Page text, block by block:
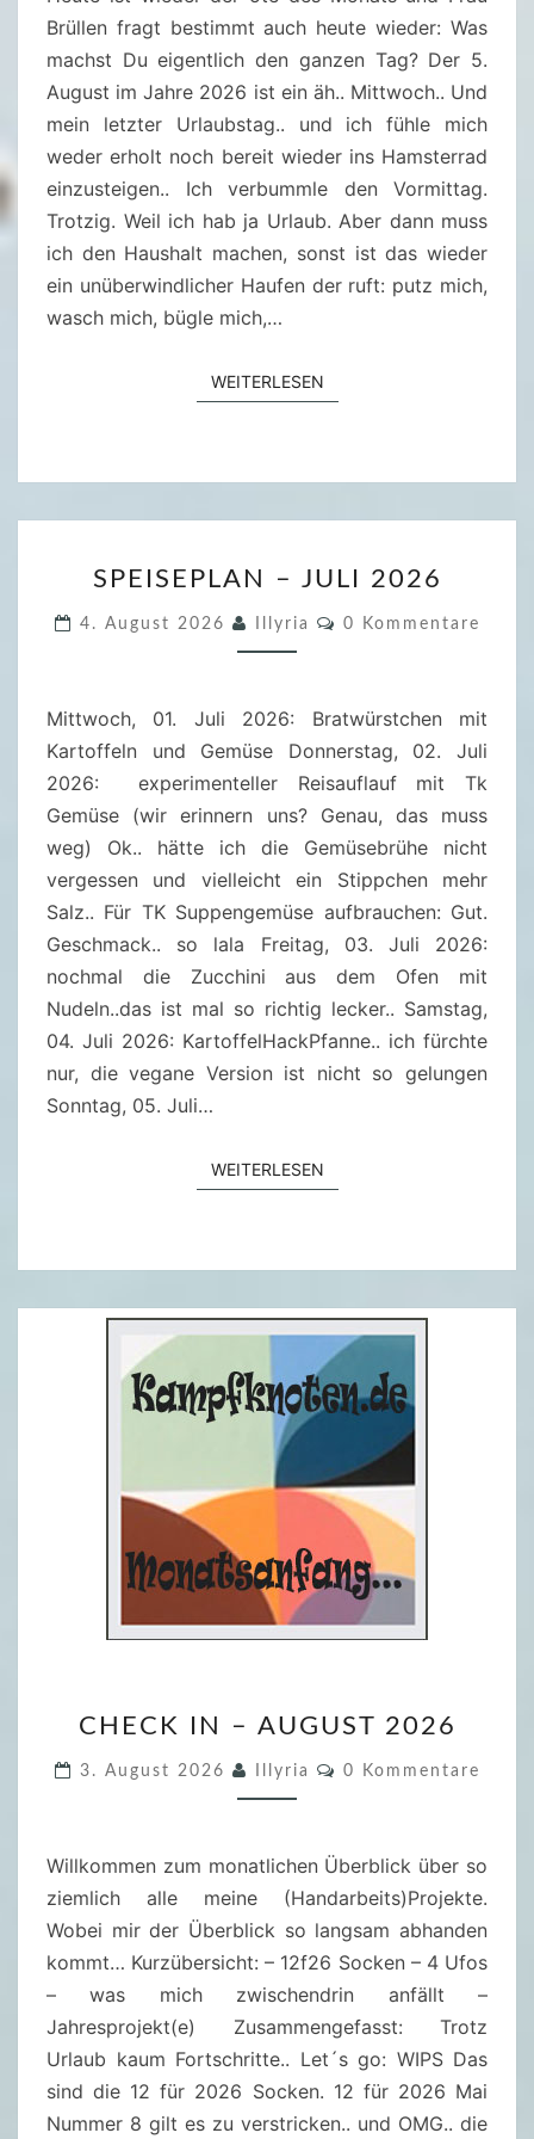
?
–
5
.
A
U
G
U
S
T
0
A
E
Brüllen fragt bestimmt auch heute wieder: Was
machst Du eigentlich den ganzen Tag? Der 5.
August im Jahre 2026 ist ein äh.. Mittwoch.. Und
mein letzter Urlaubstag.. und ich fühle mich
weder erholt noch bereit wieder ins Hamsterrad
einzusteigen.. Ich verbummle den Vormittag.
Trotzig. Weil ich hab ja Urlaub. Aber dann muss
ich den Haushalt machen, sonst ist das wieder
ein unüberwindlicher Haufen der ruft: putz mich,
wasch mich, bügle mich,…
WEITERLESEN
P
E
I
E
P
L
A
N
–
J
U
I
2
0
SPEISEPLAN – JULI 2026
4. August 2026 Illyria
K
N
A
E
0 Kommentare
Mittwoch, 01. Juli 2026: Bratwürstchen mit
Kartoffeln und Gemüse Donnerstag, 02. Juli
2026: experimenteller Reisauflauf mit Tk
Gemüse (wir erinnern uns? Genau, das muss
weg) Ok.. hätte ich die Gemüsebrühe nicht
vergessen und vielleicht ein Stippchen mehr
Salz.. Für TK Suppengemüse aufbrauchen: Gut.
Geschmack.. so lala Freitag, 03. Juli 2026:
nochmal die Zucchini aus dem Ofen mit
Nudeln..das ist mal so richtig lecker.. Samstag,
04. Juli 2026: KartoffelHackPfanne.. ich fürchte
nur, die vegane Version ist nicht so gelungen
Sonntag, 05. Juli…
WEITERLESEN
H
E
C
I
–
A
U
G
U
S
T
CHECK IN – AUGUST 2026
3. August 2026 Illyria
K
N
A
E
0 Kommentare
Willkommen zum monatlichen Überblick über so
ziemlich alle meine (Handarbeits)Projekte.
Wobei mir der Überblick so langsam abhanden
kommt… Kurzübersicht: – 12f26 Socken – 4 Ufos
– was mich zwischendrin anfällt –
Jahresprojekt(e) Zusammengefasst: Trotz
Urlaub kaum Fortschritte.. Let´s go: WIPS Das
sind die 12 für 2026 Socken. 12 für 2026 Mai
Nummer 8 gilt es zu verstricken.. und OMG.. die